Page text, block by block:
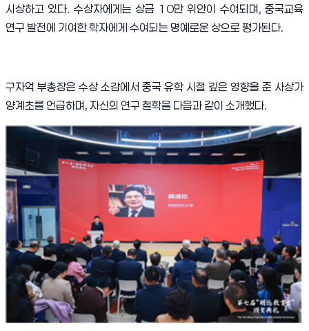
시상하고 있다. 수상자에게는 상금 10만 위안이 수여되며, 중국교육
연구 발전에 기여한 학자에게 수여되는 명예로운 상으로 평가된다.
구자억 부총장은 수상 소감에서 중국 유학 시절 깊은 영향을 준 사상가
양계초를 언급하며, 자신의 연구 철학을 다음과 같이 소개했다.